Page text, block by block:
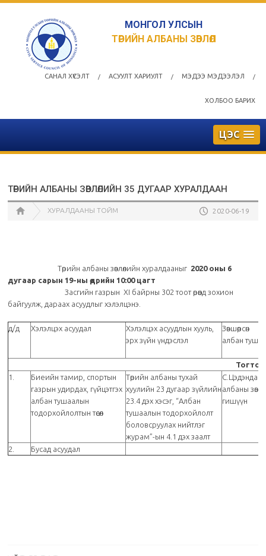
МОНГОЛ УЛСЫН
ТӨРИЙН АЛБАНЫ ЗӨВЛӨЛ
САНАЛ ХҮСЭЛТ / АСУУЛТ ХАРИУЛТ / МЭДЭЭ МЭДЭЭЛЭЛ /
ХОЛБОО БАРИХ
ЦЭС
ТӨРИЙН АЛБАНЫ ЗӨВЛӨЛИЙН 35 ДУГААР ХУРАЛДААН
ХУРАЛДААНЫ ТОЙМ 2020-06-19
Төрийн албаны зөвлөлийн хуралдааныг 2020 оны 6
дугаар сарын 19-ны өдрийн 10:00цагт
Засгийн газрын XI байрны 302 тоот өрөөнд зохион
байгуулж, дараах асуудлыг хэлэлцэнэ.
д/д Хэлэлцэх асуудал
Хэлэлцэх асуудлын хууль,
эрх зүйн үндэслэл
Зөвшөөрсөн
албан
1.
Биеийн тамир, спортын
газрын удирдах, гүйцэтгэх
албан тушаалын
тодорхойлолтын төсөл
Төрийн албаны тухай
хуулийн 23 дугаар зүйлийн
23.4 дэх хэсэг, “Албан
тушаалын тодорхойлолт
боловсруулах нийтлэг
журам”-ын 4.1 дэх заалт
албаны
гишүүн
2. Бусад асуудал